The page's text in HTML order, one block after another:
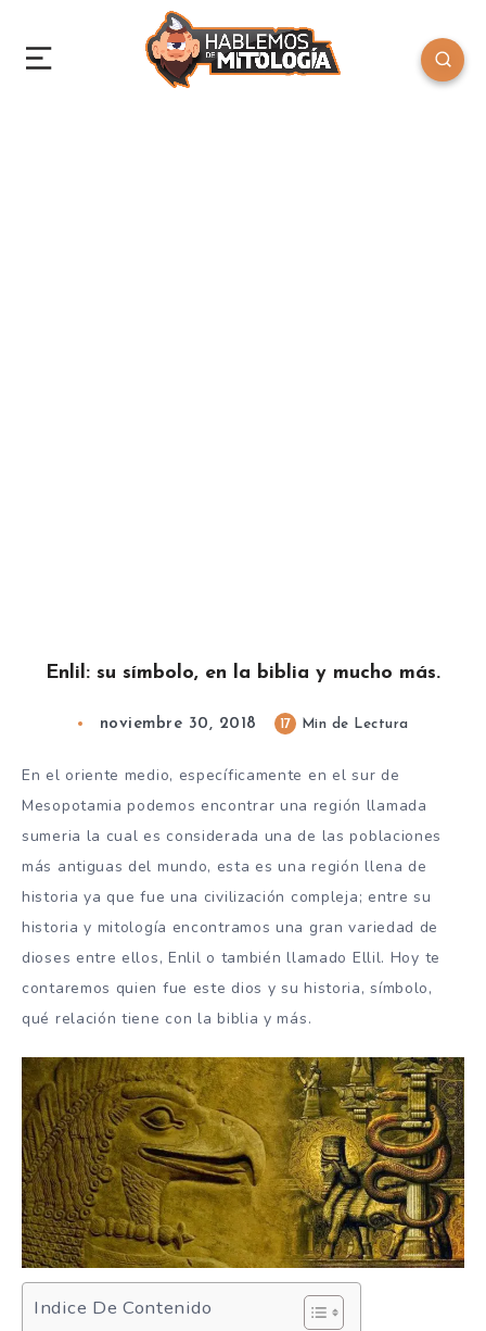
Enlil: su símbolo, en la biblia y mucho más.
noviembre 30, 2018 17 Min de Lectura
En el oriente medio, específicamente en el sur de
Mesopotamia podemos encontrar una región llamada
sumeria la cual es considerada una de las poblaciones
más antiguas del mundo, esta es una región llena de
historia ya que fue una civilización compleja; entre su
historia y mitología encontramos una gran variedad de
dioses entre ellos, Enlil o también llamado Ellil. Hoy te
contaremos quien fue este dios y su historia, símbolo,
qué relación tiene con la biblia y más.
Indice De Contenido